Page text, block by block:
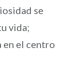
se
vida;
en el centro